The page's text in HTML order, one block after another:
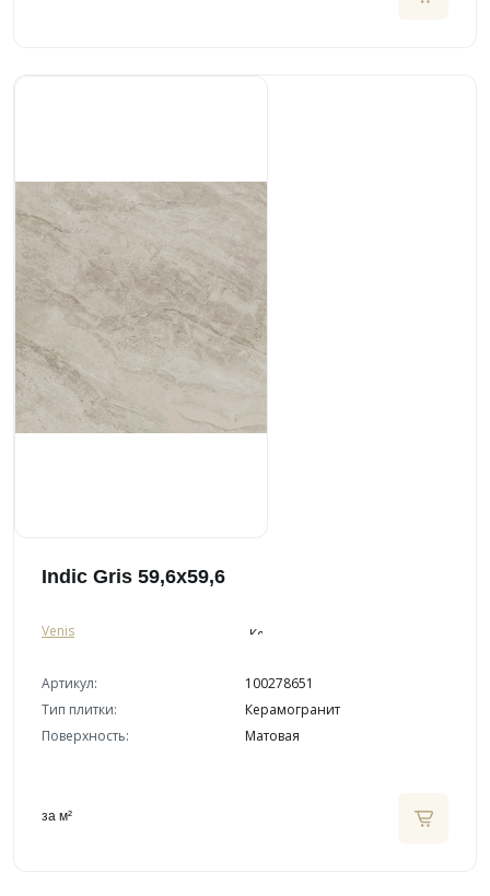
Indic Gris 59,6x59,6
Venis
Артикул:
100278651
Тип плитки:
Керамогранит
Поверхность:
Матовая
за м²